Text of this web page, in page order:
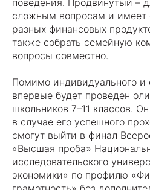
поведения. Продвинутый –
сложным вопросам и имеет
разных финансовых
также собрать семейную
вопросы совместно.
Помимо индивидуального и
впервые будет проведен
школьников 7–11 классов.
в случае его успешного
смогут выйти в финал
«Высшая проба»
исследовательского
экономики» по профилю